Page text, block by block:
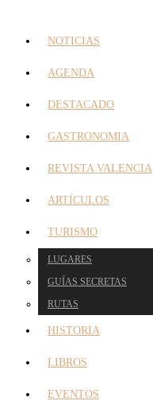
NOTICIAS
AGENDA
DESTACADO
GASTRONOMIA
REVISTA VALENCIA
ARTÍCULOS
TURISMO
LUGARES
GUÍAS SECRETAS
RUTAS
HISTORIA
LIBROS
EVENTOS